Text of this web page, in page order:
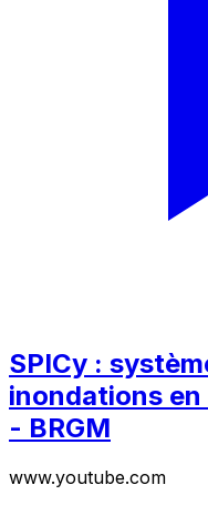
SPICy :
inondations
- BRGM
www.youtube.com